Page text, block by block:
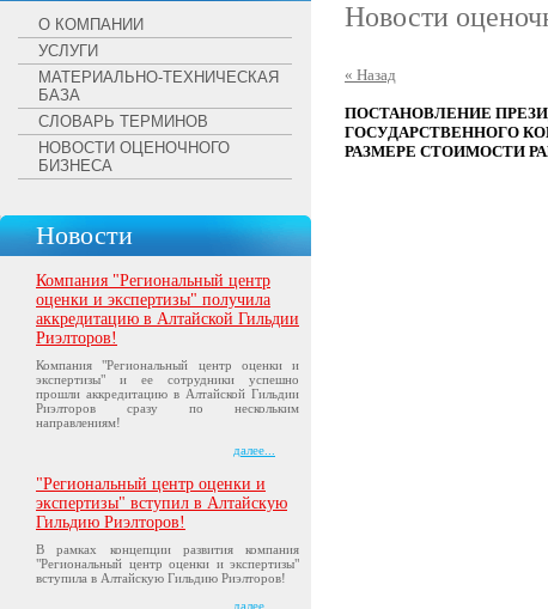
О КОМПАНИИ
УСЛУГИ
МАТЕРИАЛЬНО-ТЕХНИЧЕСКАЯ
БАЗА
СЛОВАРЬ ТЕРМИНОВ
НОВОСТИ ОЦЕНОЧНОГО
БИЗНЕСА
Новости
Компания "Региональный центр
оценки и экспертизы" получила
аккредитацию в Алтайской Гильдии
Риэлторов!
Компания "Региональный центр оценки и
экспертизы" и ее сотрудники успешно
прошли аккредитацию в Алтайской Гильдии
Риэлторов сразу по нескольким
направлениям!
далее...
"Региональный центр оценки и
экспертизы" вступил в Алтайскую
Гильдию Риэлторов!
В рамках концепции развития компания
"Региональный центр оценки и экспертизы"
вступила в Алтайскую Гильдию Риэлторов!
далее...
Новости
« Назад
ПОСТАНОВЛЕНИЕ
ГОСУДАРСТВЕННОГО
РАЗМЕРЕ СТОИМОСТИ